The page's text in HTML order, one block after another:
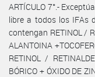
ARTÍCULO 7°.-
libre a todos los IFAs
contengan RETINOL /
ALANTOINA
RETINOL /
BÓRICO + ÓXIDO DE